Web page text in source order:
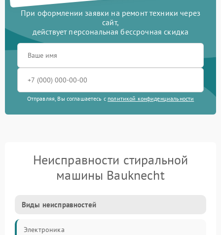
При оформлении заявки на ремонт техники через
сайт,
действует персональная бессрочная скидка
Отправляя, Вы соглашаетесь с политикой конфиденциальности
Неисправности стиральной
машины Bauknecht
Виды неисправностей
Электроника